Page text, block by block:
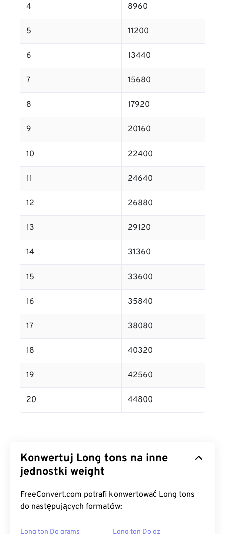
4 8960
5 11200
6 13440
7 15680
8 17920
9 20160
10 22400
11 24640
12 26880
13 29120
14 31360
15 33600
16 35840
17 38080
18 40320
19 42560
20 44800
Konwertuj Long tons na inne
jednostki weight
FreeConvert.com potrafi konwertować Long tons
do następujących formatów:
Long ton Do grams Long ton Do oz